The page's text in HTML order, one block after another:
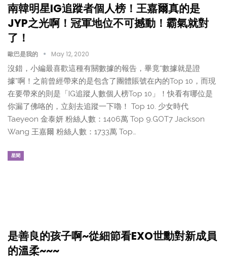
南韓明星IG追蹤者個人榜！王嘉爾真的是
JYP之光啊！冠軍地位不可撼動！霸氣就對
了！
歐巴是我的 May 12, 2020
沒錯，小編最喜歡這種有關數據的報告，畢竟“數據就是證
據”啊！之前曾經帶來的是包含了團體賬號在內的Top 10，而現
在要帶來的則是「IG追蹤人數個人榜Top 10」！快看有哪位是
你漏了佛咯的，立刻去追蹤一下嚕！ Top 10. 少女時代
Taeyeon 金泰妍 ​​ 粉絲人數：1406萬 Top 9.GOT7 Jackson
Wang 王嘉爾 粉絲人數：1733萬 Top…
星聞
是善良的孩子啊~從細節看EXO世勳對新成員
的溫柔~~~